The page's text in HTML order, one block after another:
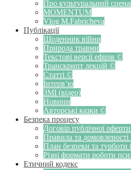
Про культуральний
MOMENTUM
Vlog M.Fabricheva
Публікації
Щоденник війни
Природа травми
Текстові версії ефірів ©
Транскрипт лекцій ©
Статті ©
Інтерв’ю
ЗМІ (відео)
Новини
Авторські казки ©
Безпека процесу
Договір публічної
Правила та
План безпеки та турботи
Різні формати роботи
Етичний кодекс